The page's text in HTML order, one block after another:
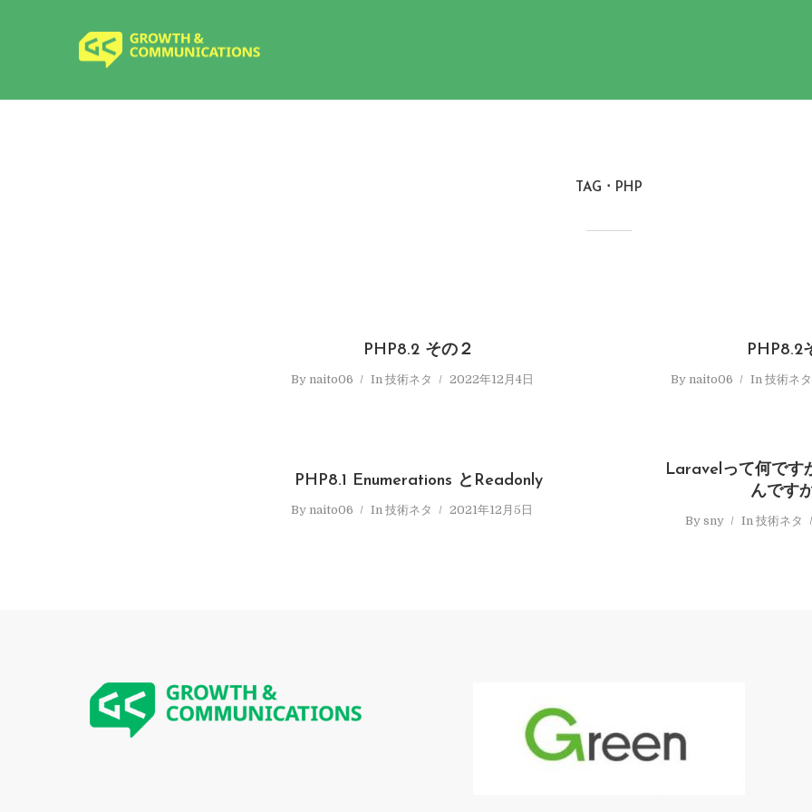
TAG PHP
PHP8.2 その２
By naito06 In 技術ネタ 2022年12月4日
PHP8.2
By naito06 In 技術ネタ
PHP8.1 Enumerations とReadonly
By naito06 In 技術ネタ 2021年12月5日
Laravelって何です
んです
By sny In 技術ネタ